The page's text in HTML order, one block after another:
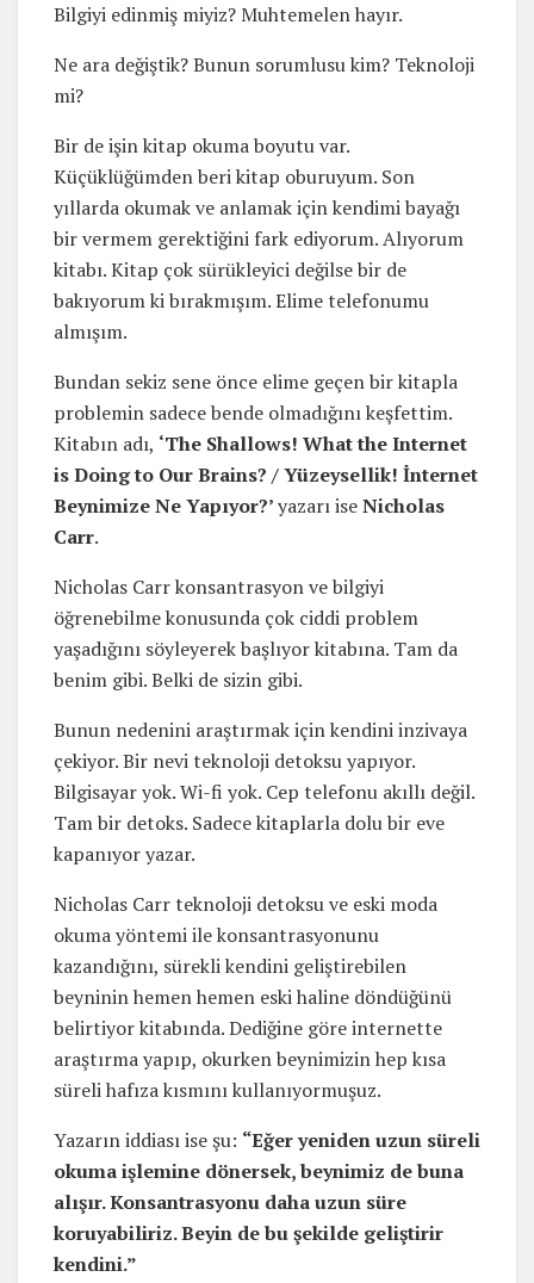
Bilgiyi edinmiş miyiz? Muhtemelen hayır.
Ne ara değiştik? Bunun sorumlusu kim? Teknoloji
mi?
Bir de işin kitap okuma boyutu var.
Küçüklüğümden beri kitap oburuyum. Son
yıllarda okumak ve anlamak için kendimi bayağı
bir vermem gerektiğini fark ediyorum. Alıyorum
kitabı. Kitap çok sürükleyici değilse bir de
bakıyorum ki bırakmışım. Elime telefonumu
almışım.
Bundan sekiz sene önce elime geçen bir kitapla
problemin sadece bende olmadığını keşfettim.
Kitabın adı, ‘The Shallows! What the Internet
is Doing to Our Brains? / Yüzeysellik! İnternet
Beynimize Ne Yapıyor?’yazarı iseNicholas
Carr.
Nicholas Carr konsantrasyon ve bilgiyi
öğrenebilme konusunda çok ciddi problem
yaşadığını söyleyerek başlıyor kitabına. Tam da
benim gibi. Belki de sizin gibi.
Bunun nedenini araştırmak için kendini inzivaya
çekiyor. Bir nevi teknoloji detoksu yapıyor.
Bilgisayar yok. Wi-fi yok. Cep telefonu akıllı değil.
Tam bir detoks. Sadece kitaplarla dolu bir eve
kapanıyor yazar.
Nicholas Carr teknoloji detoksu ve eski moda
okuma yöntemi ile konsantrasyonunu
kazandığını, sürekli kendini geliştirebilen
beyninin hemen hemen eski haline döndüğünü
belirtiyor kitabında. Dediğine göre internette
araştırma yapıp, okurken beynimizin hep kısa
süreli hafıza kısmını kullanıyormuşuz.
Yazarın iddiası ise şu: “Eğer yeniden uzun süreli
okuma işlemine dönersek, beynimiz de buna
alışır. Konsantrasyonu daha uzun süre
koruyabiliriz. Beyin de bu şekilde geliştirir
kendini.”